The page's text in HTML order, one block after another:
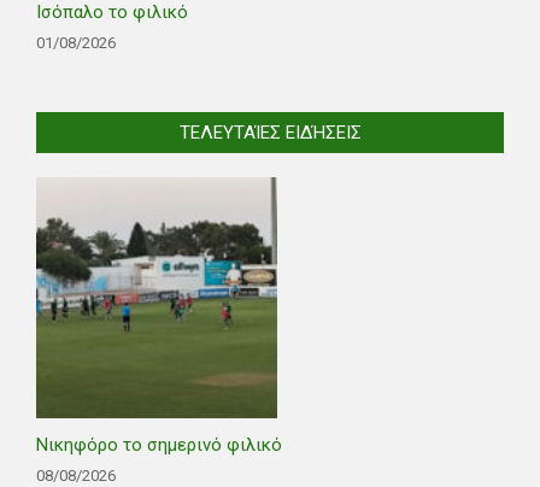
Ισόπαλο το φιλικό
01/08/2026
ΤΕΛΕΥΤΑΊΕΣ ΕΙΔΉΣΕΙΣ
Νικηφόρο το σημερινό φιλικό
08/08/2026